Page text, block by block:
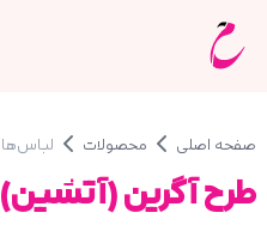
صفحه اصلی محصولات لباس‌ها
طرح آگرین (آتشین)